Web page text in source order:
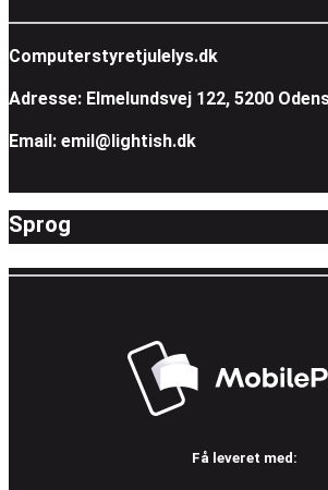
Computerstyretjulelys.dk
Adresse: Elmelundsvej 122, 5200
Email: emil@lightish.dk
Sprog
Få leveret med: